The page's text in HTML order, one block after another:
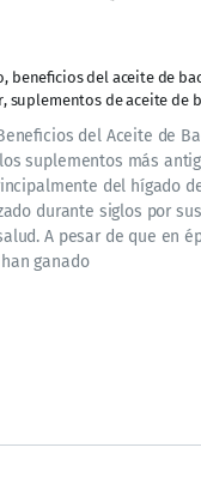
, beneficios del aceite de
, suplementos de aceite de
del Aceite de
suplementos más
del hígado
durante siglos por
A pesar de que en
ganado